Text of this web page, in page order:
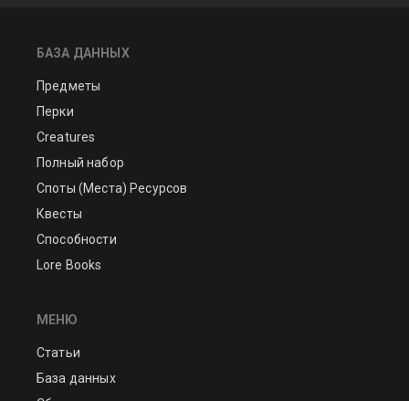
БАЗА ДАННЫХ
Предметы
Перки
Creatures
Полный набор
Споты (Места) Ресурсов
Квесты
Способности
Lore Books
МЕНЮ
Статьи
База данных